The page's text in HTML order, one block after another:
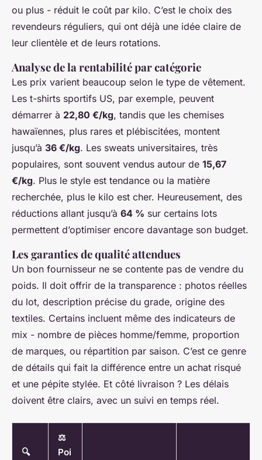
ou plus - réduit le coût par kilo. C’est le choix des
revendeurs réguliers, qui ont déjà une idée claire de
leur clientèle et de leurs rotations.
Analyse de la rentabilité par catégorie
Les prix varient beaucoup selon le type de vêtement.
Les t-shirts sportifs US, par exemple, peuvent
démarrer à 22,80 €/kg, tandis que les chemises
hawaïennes, plus rares et plébiscitées, montent
jusqu’à 36 €/kg. Les sweats universitaires, très
populaires, sont souvent vendus autour de 15,67
€/kg. Plus le style est tendance ou la matière
recherchée, plus le kilo est cher. Heureusement, des
réductions allant jusqu’à 64 % sur certains lots
permettent d’optimiser encore davantage son budget.
Les garanties de qualité attendues
Un bon fournisseur ne se contente pas de vendre du
poids. Il doit offrir de la transparence : photos réelles
du lot, description précise du grade, origine des
textiles. Certains incluent même des indicateurs de
mix - nombre de pièces homme/femme, proportion
de marques, ou répartition par saison. C’est ce genre
de détails qui fait la différence entre un achat risqué
et une pépite stylée. Et côté livraison ? Les délais
doivent être clairs, avec un suivi en temps réel.
🔍
⚖️
Poi